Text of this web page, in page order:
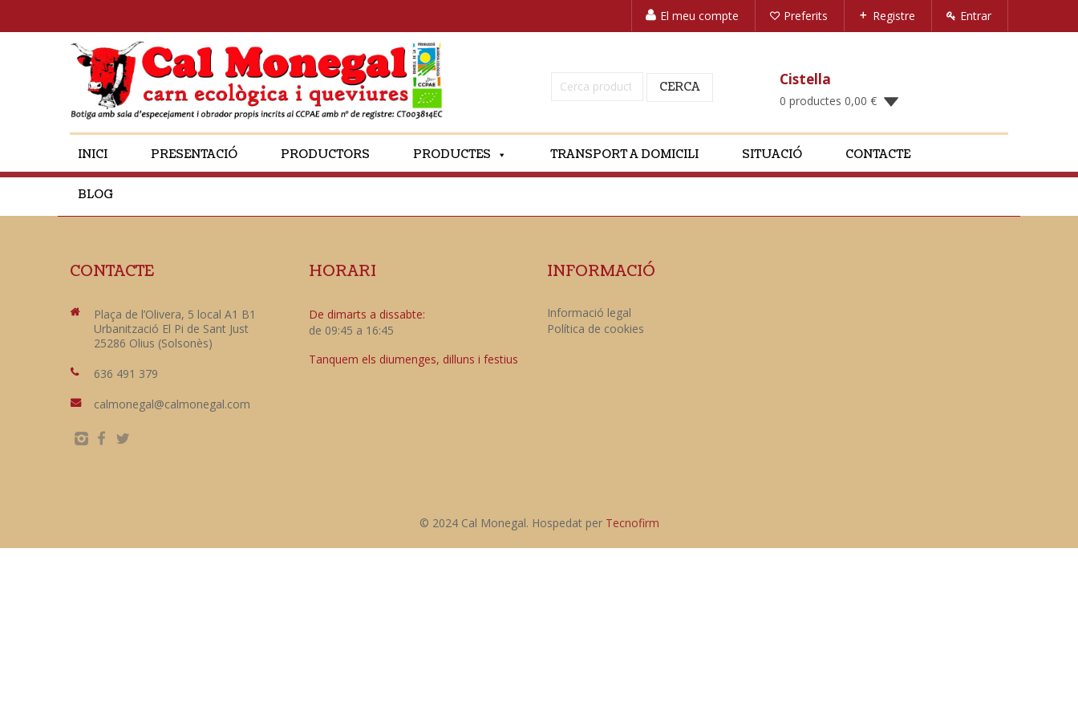
El meu compte Preferits Registre Entrar
Cerca: CERCA Cistella
0 productes 0,00 €
INICI PRESENTACIÓ PRODUCTORS PRODUCTES TRANSPORT A DOMICILI SITUACIÓ CONTACTE
BLOG
CONTACTE
Plaça de l’Olivera, 5 local A1 B1
Urbanització El Pi de Sant Just
25286 Olius (Solsonès)
636 491 379
calmonegal@calmonegal.com
HORARI
De dimarts a dissabte:
de 09:45 a 16:45
Tanquem els diumenges, dilluns i festius
INFORMACIÓ
Informació legal
Política de cookies
© 2024 Cal Monegal. Hospedat per Tecnofirm